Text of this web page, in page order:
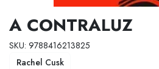
A CONTRALUZ
SKU: 9788416213825
Rachel Cusk